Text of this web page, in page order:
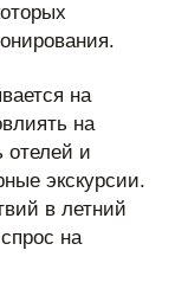
на
на
отелей и
экскурсии.
в летний
на